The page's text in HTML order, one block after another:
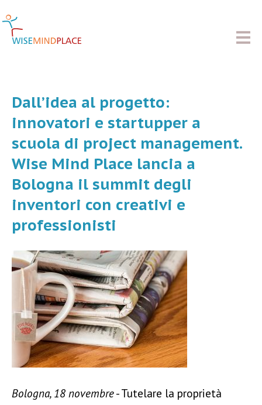
Dall’idea al progetto:
innovatori e startupper a
scuola di project management.
Wise Mind Place lancia a
Bologna il summit degli
inventori con creativi e
professionisti
Bologna, 18 novembre- Tutelare la proprietà